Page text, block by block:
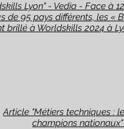
Lyon" - Vedia - Face à
de 95 pays différents, les «
brillé à Worldskills 2024 à
Article "Métiers techniques :
champions